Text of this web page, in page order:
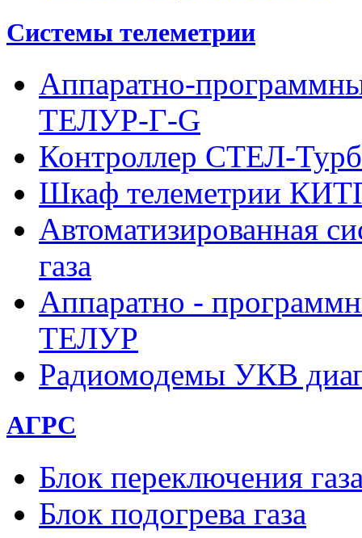
Системы телеметрии
Аппаратно-
ТЕЛУР-Г-G
Контроллер СТЕЛ-
Шкаф телеметрии
Автоматизированная
газа
Аппаратно -
ТЕЛУР
Радиомодемы УКВ
АГРС
Блок переключения
Блок подогрева газа